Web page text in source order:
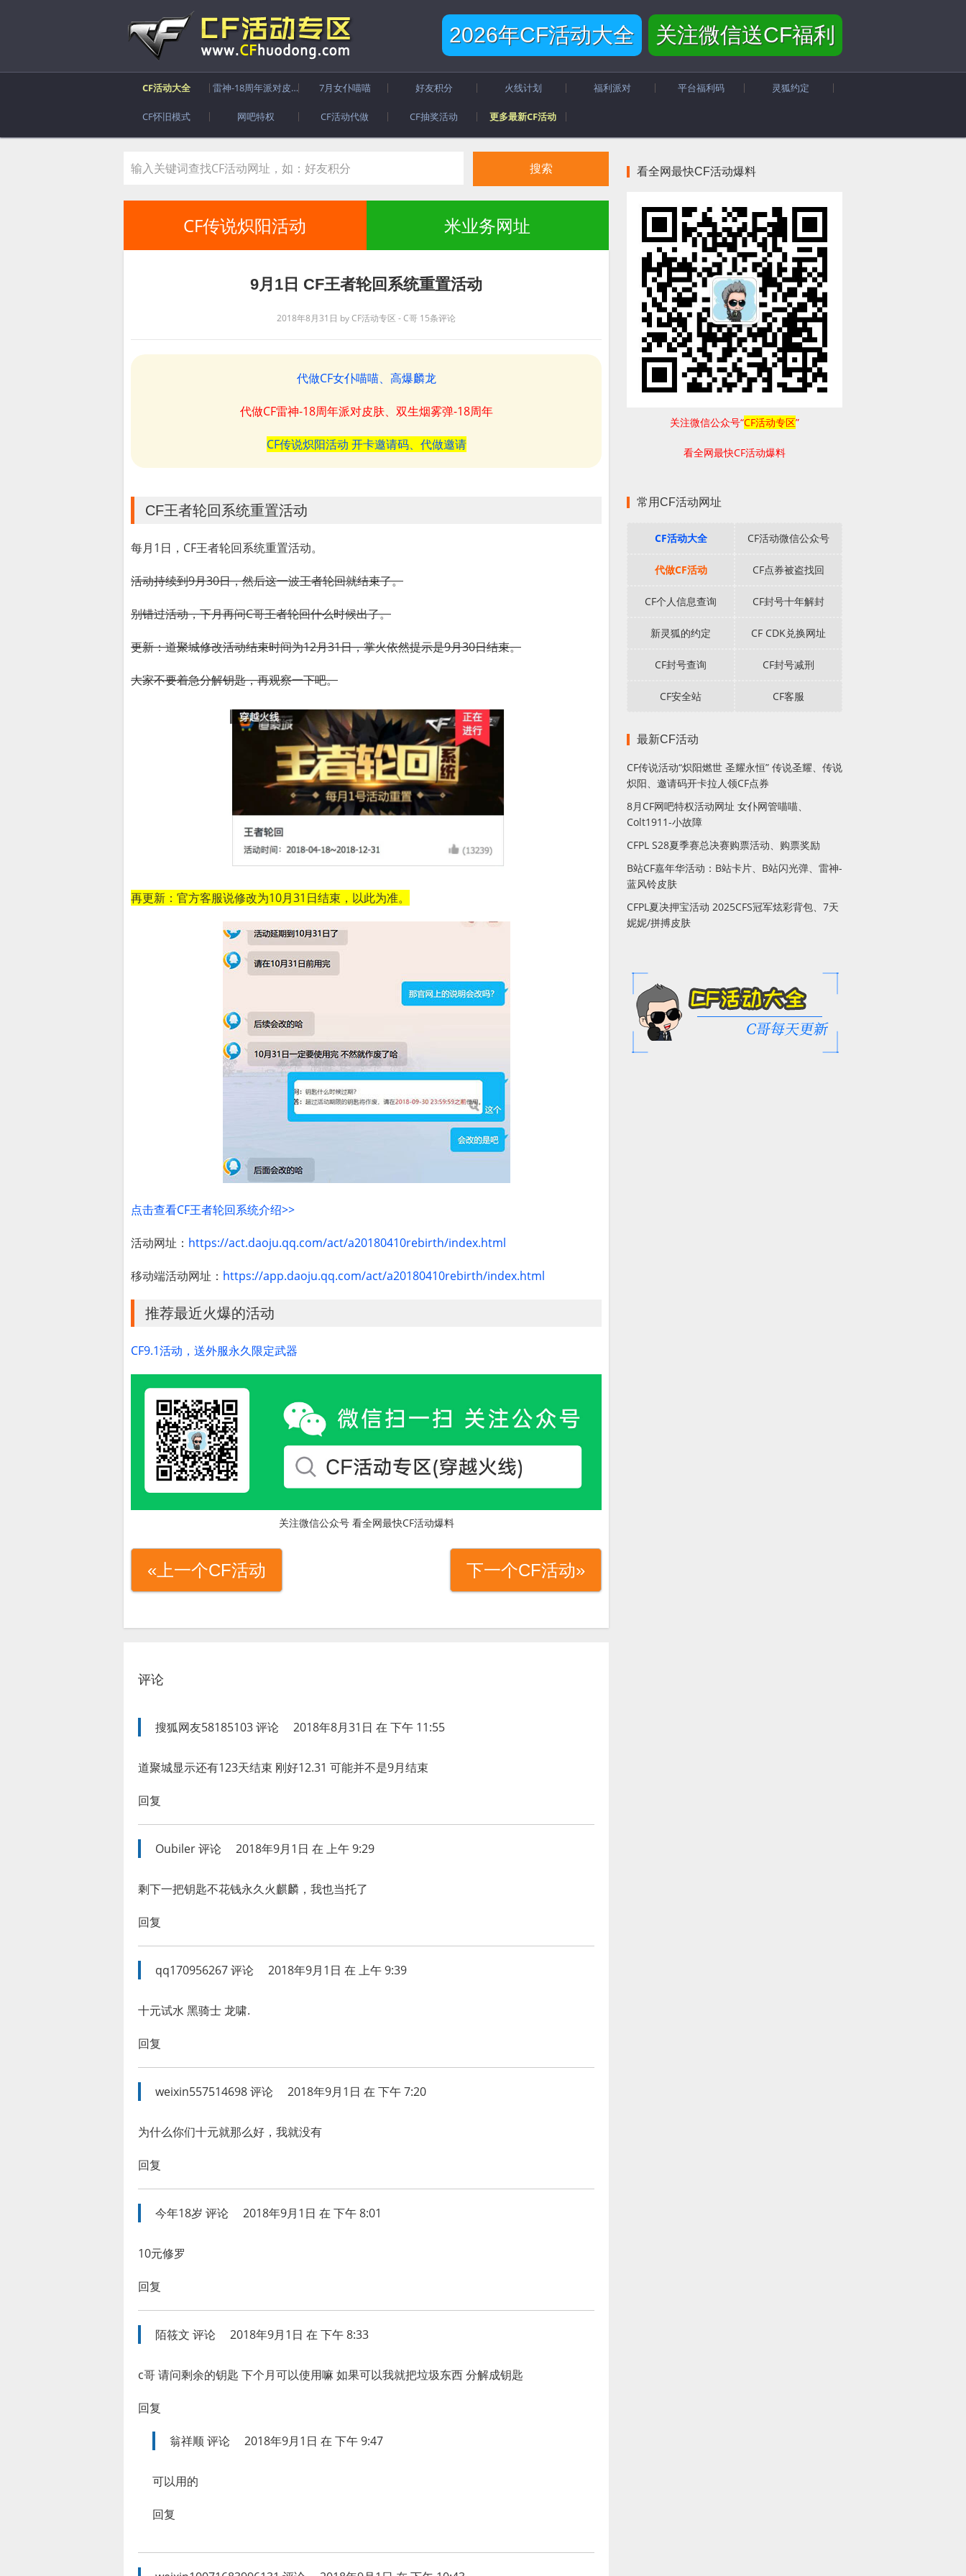
2026年CF活动大全 关注微信送CF福利
CF活动大全 雷神-18周年派对皮肤 7月女仆喵喵 好友积分 火线计划 福利派对 平台福利码 灵狐约定
CF怀旧模式 网吧特权 CF活动代做 CF抽奖活动 更多最新CF活动
CF传说炽阳活动 米业务网址
9月1日 CF王者轮回系统重置活动
2018年8月31日 byCF活动专区 - C哥 15条评论
代做CF女仆喵喵、高爆麟龙
代做CF雷神-18周年派对皮肤、双生烟雾弹-18周年
CF传说炽阳活动 开卡邀请码、代做邀请
CF王者轮回系统重置活动
每月1日，CF王者轮回系统重置活动。
活动持续到9月30日，然后这一波王者轮回就结束了。
别错过活动，下月再问C哥王者轮回什么时候出了。
更新：道聚城修改活动结束时间为12月31日，掌火依然提示是9月30日结束。
大家不要着急分解钥匙，再观察一下吧。
再更新：官方客服说修改为10月31日结束，以此为准。
点击查看CF王者轮回系统介绍>>
活动网址： https://act.daoju.qq.com/act/a20180410rebirth/index.html
移动端活动网址： https://app.daoju.qq.com/act/a20180410rebirth/index.html
推荐最近火爆的活动
CF9.1活动，送外服永久限定武器
关注微信公众号 看全网最快CF活动爆料
«上一个CF活动 下一个CF活动»
评论
搜狐网友58185103评论 2018年8月31日 在 下午 11:55
道聚城显示还有123天结束 刚好12.31 可能并不是9月结束
回复
Oubiler评论 2018年9月1日 在 上午 9:29
剩下一把钥匙不花钱永久火麒麟，我也当托了
回复
qq170956267评论 2018年9月1日 在 上午 9:39
十元试水 黑骑士 龙啸.
回复
weixin557514698评论 2018年9月1日 在 下午 7:20
为什么你们十元就那么好，我就没有
回复
今年18岁 评论 2018年9月1日 在 下午 8:01
10元修罗
回复
陌筱文 评论 2018年9月1日 在 下午 8:33
c哥 请问剩余的钥匙 下个月可以使用嘛 如果可以我就把垃圾东西 分解成钥匙
回复
翁祥顺 评论 2018年9月1日 在 下午 9:47
可以用的
回复
看全网最快CF活动爆料
关注微信公众号“CF活动专区”
看全网最快CF活动爆料
常用CF活动网址
CF活动大全 CF活动微信公众号
代做CF活动 CF点券被盗找回
CF个人信息查询 CF封号十年解封
新灵狐的约定 CF CDK兑换网址
CF封号查询 CF封号减刑
CF安全站 CF客服
最新CF活动
CF传说活动“炽阳燃世 圣耀永恒” 传说圣耀、传说
炽阳、邀请码开卡拉人领CF点券
8月CF网吧特权活动网址 女仆网管喵喵、
Colt1911-小故障
CFPL S28夏季赛总决赛购票活动、购票奖励
B站CF嘉年华活动：B站卡片、B站闪光弹、雷神-
蓝风铃皮肤
CFPL夏决押宝活动 2025CFS冠军炫彩背包、7天
妮妮/拼搏皮肤